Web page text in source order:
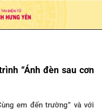
“Ánh đèn sau cơn
em đến trường” và với